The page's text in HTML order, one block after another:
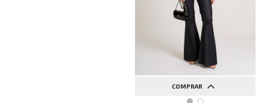
COMPRAR